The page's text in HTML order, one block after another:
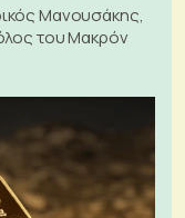
Μανουσάκης,
του Μακρόν